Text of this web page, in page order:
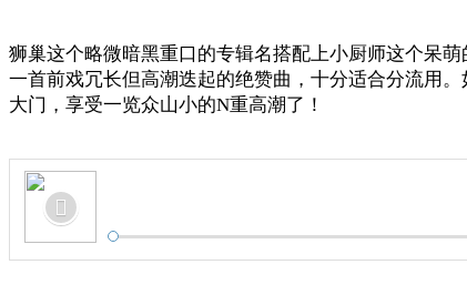
狮巢这个略微暗黑重口的专辑名搭配上小厨师这个呆
一首前戏冗长但高潮迭起的绝赞曲，十分适合分流用
大门，享受一览众山小的N重高潮了！